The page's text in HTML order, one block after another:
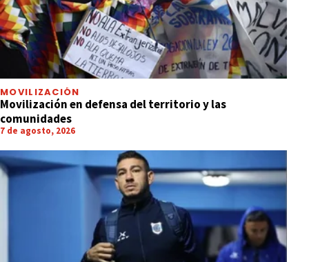
MOVILIZACIÓN
Movilización en defensa del territorio y las
comunidades
7 de agosto, 2026